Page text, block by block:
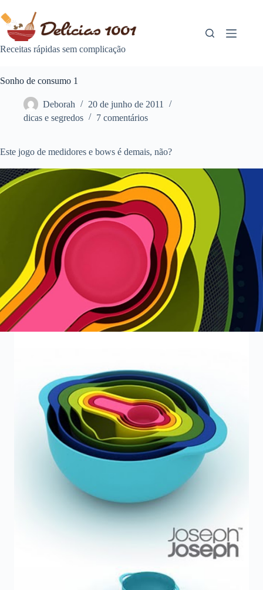
para
conteúdo
Receitas rápidas sem complicação
Sonho de consumo 1
Deborah
20 de junho de 2011
dicas e segredos
7 comentários
Este jogo de medidores e bows é demais, não?